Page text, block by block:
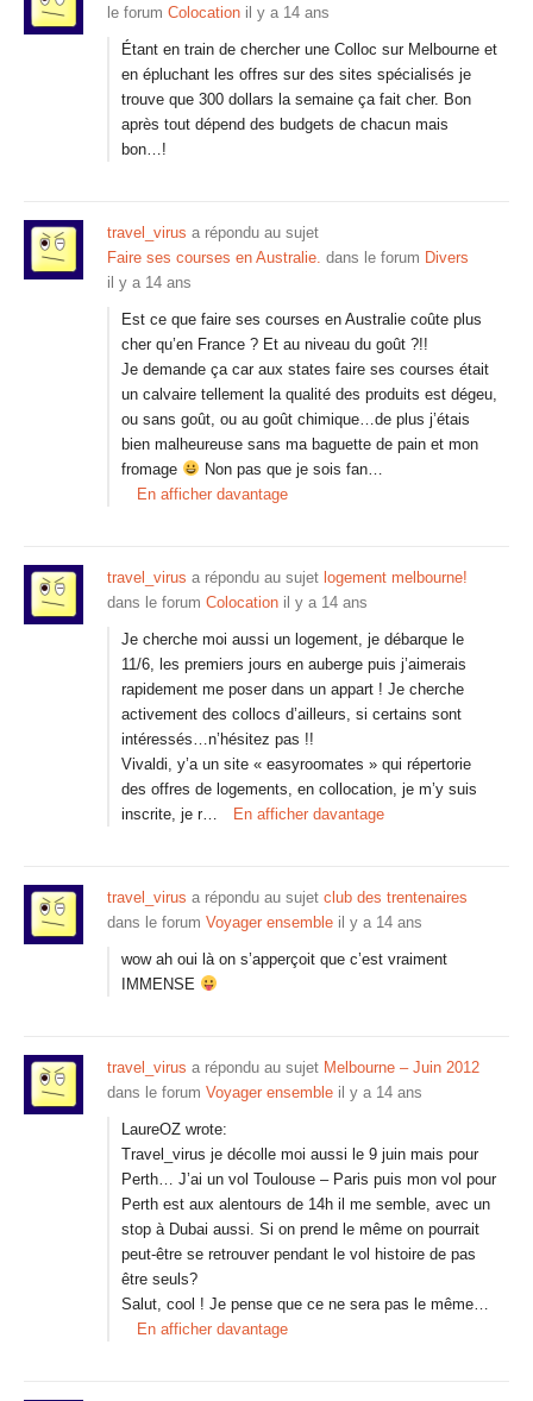
le forum Colocation il y a 14 ans
Étant en train de chercher une Colloc sur Melbourne et
en épluchant les offres sur des sites spécialisés je
trouve que 300 dollars la semaine ça fait cher. Bon
après tout dépend des budgets de chacun mais
bon…!
travel_virus a répondu au sujet
Faire ses courses en Australie. dans le forum Divers
il y a 14 ans
Est ce que faire ses courses en Australie coûte plus
cher qu’en France ? Et au niveau du goût ?!!
Je demande ça car aux states faire ses courses était
un calvaire tellement la qualité des produits est dégeu,
ou sans goût, ou au goût chimique…de plus j’étais
bien malheureuse sans ma baguette de pain et mon
fromage
Non pas que je sois fan…
En afficher davantage
travel_virus a répondu au sujet logement melbourne!
dans le forum Colocation il y a 14 ans
Je cherche moi aussi un logement, je débarque le
11/6, les premiers jours en auberge puis j’aimerais
rapidement me poser dans un appart ! Je cherche
activement des collocs d’ailleurs, si certains sont
intéressés…n’hésitez pas !!
Vivaldi, y’a un site « easyroomates » qui répertorie
des offres de logements, en collocation, je m’y suis
inscrite, je r…
En afficher davantage
travel_virus a répondu au sujet club des trentenaires
dans le forum Voyager ensemble il y a 14 ans
wow ah oui là on s’apperçoit que c’est vraiment
IMMENSE
travel_virus a répondu au sujet Melbourne – Juin 2012
dans le forum Voyager ensemble il y a 14 ans
LaureOZ wrote:
Travel_virus je décolle moi aussi le 9 juin mais pour
Perth… J’ai un vol Toulouse – Paris puis mon vol pour
Perth est aux alentours de 14h il me semble, avec un
stop à Dubai aussi. Si on prend le même on pourrait
peut-être se retrouver pendant le vol histoire de pas
être seuls?
Salut, cool ! Je pense que ce ne sera pas le même…
En afficher davantage